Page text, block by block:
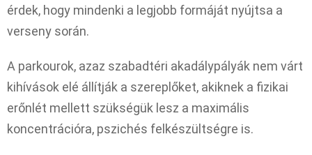
érdek, hogy mindenki a legjobb formáját nyújtsa a
verseny során.
A parkourok, azaz szabadtéri akadálypályák nem várt
kihívások elé állítják a szereplőket, akiknek a fizikai
erőnlét mellett szükségük lesz a maximális
koncentrációra, pszichés felkészültségre is.